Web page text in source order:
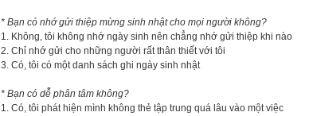
* Bạn có nhớ gửi thiệp mừng sinh nhật cho mọi người không?
1. Không, tôi không nhớ ngày sinh nên chẳng nhớ gửi thiệp khi nào
2. Chỉ nhớ gửi cho những người rất thân thiết với tôi
3. Có, tôi có một danh sách ghi ngày sinh nhật
* Bạn có dễ phân tâm không?
1. Có, tôi phát hiện mình không thẻ tập trung quá lâu vào một việc